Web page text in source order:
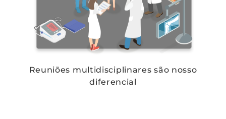
Reuniões multidisciplinares são nosso
diferencial